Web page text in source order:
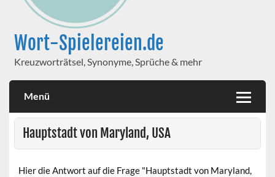
Wort-Spielereien.de
Kreuzworträtsel, Synonyme, Sprüche & mehr
Menü
Hauptstadt von Maryland, USA
Hier die Antwort auf die Frage "Hauptstadt von Maryland,